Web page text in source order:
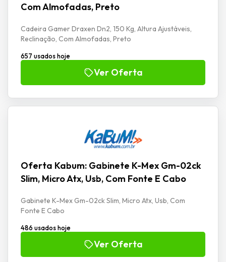
Com Almofadas, Preto
Cadeira Gamer Draxen Dn2, 150 Kg, Altura Ajustáveis,
Reclinação, Com Almofadas, Preto
657 usados hoje
Ver Oferta
Oferta Kabum: Gabinete K-Mex Gm-02ck
Slim, Micro Atx, Usb, Com Fonte E Cabo
Gabinete K-Mex Gm-02ck Slim, Micro Atx, Usb, Com
Fonte E Cabo
486 usados hoje
Ver Oferta